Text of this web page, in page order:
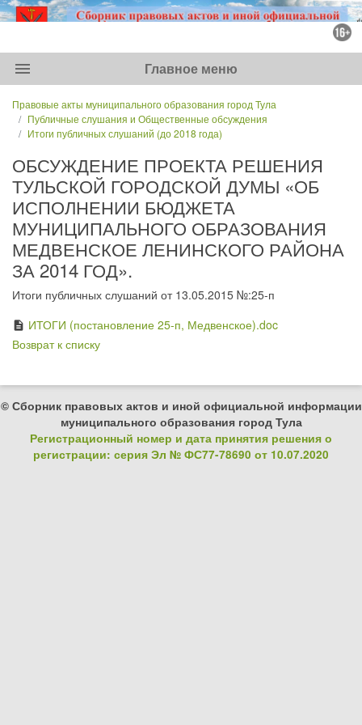
menu Главное меню
Правовые акты муниципального образования город Тула
Публичные слушания и Общественные обсуждения
Итоги публичных слушаний (до 2018 года)
ОБСУЖДЕНИЕ ПРОЕКТА РЕШЕНИЯ
ТУЛЬСКОЙ ГОРОДСКОЙ ДУМЫ «ОБ
ИСПОЛНЕНИИ БЮДЖЕТА
МУНИЦИПАЛЬНОГО ОБРАЗОВАНИЯ
МЕДВЕНСКОЕ ЛЕНИНСКОГО РАЙОНА
ЗА 2014 ГОД».
Итоги публичных слушаний от 13.05.2015 №:25-п
description ИТОГИ (постановление 25-п, Медвенское).doc
Возврат к списку
© Сборник правовых актов и иной официальной информации
муниципального образования город Тула
Регистрационный номер и дата принятия решения о
регистрации: серия Эл № ФС77-78690 от 10.07.2020